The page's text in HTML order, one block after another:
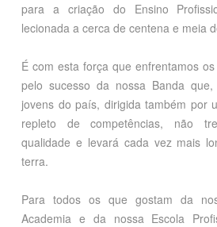
para a criação do Ensino
lecionada a cerca de centena e meia
É com esta força que enfrentamos
pelo sucesso da nossa Banda
jovens do país, dirigida também por
repleto de competências, não
qualidade e levará cada vez mais
terra.
Para todos os que gostam da
Academia e da nossa Escola